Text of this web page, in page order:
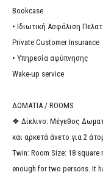
Bookcase
• Ιδιωτική Ασφάλιση
Private Customer Insurance
• Υπηρεσία αφύπνησης
Wake-up service
ΔΩΜΑΤΙΑ / ROOMS
❖ Δίκλινο: Μέγεθος
και αρκετά άνετο για 2
Twin: Room Size: 18
enough for two persons. It